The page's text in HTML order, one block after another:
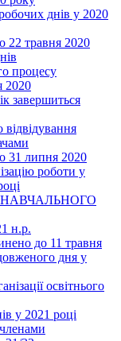
днів у 2020
22 травня 2020
процесу
2020
завершиться
31 липня 2020
роботи у
НАВЧАЛЬНОГО
н.р.
до 11 травня
дня у
освітнього
у 2021 році